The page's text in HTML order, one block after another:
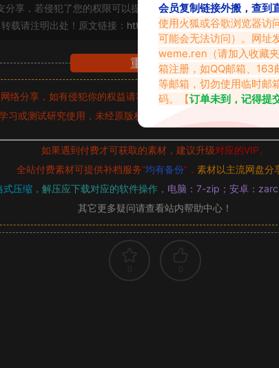
分享，若侵犯了您的权限可以提交工单处理。
载请注明出处！原文链接： https://www.vmiba.com/
重要声明
络分享，如有侵犯你的权益请私信留言
收到留言后，我们会第
习或测试研究使用，未经原版权作者许可,禁止用于任何商业途
如果遇到付费才可获取的素材，建议升级对应的VIP。
全站付费素材可提供补档服务“均有备份”， 素材以主流网盘分
压缩， 解压应下载对应的软件操作， 电脑：7-zip；安卓：
其它更多疑问请查看站内帮助中心！
会员复制链接外搬，查到
使用火狐或谷歌浏览器访
可能会无法访问）。网址
weme.ren （请加入收藏
箱注册，如QQ邮箱、
等邮箱，切勿使用临时邮
码。【订单未到，记得提